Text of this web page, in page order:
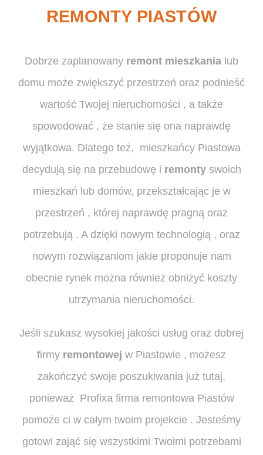
REMONTY PIASTÓW
Dobrze zaplanowany remont mieszkania lub
domu może zwiększyć przestrzeń oraz podnieść
wartość Twojej nieruchomości , a także
spowodować , że stanie się ona naprawdę
wyjątkowa. Dlatego też, mieszkańcy Piastowa
decydują się na przebudowę i remontyswoich
mieszkań lub domów, przekształcając je w
przestrzeń , której naprawdę pragną oraz
potrzebują . A dzięki nowym technologią , oraz
nowym rozwiązaniom jakie proponuje nam
obecnie rynek można również obniżyć koszty
utrzymania nieruchomości.
Jeśli szukasz wysokiej jakości usług oraz dobrej
firmy remontowej w Piastowie , możesz
zakończyć swoje poszukiwania już tutaj,
ponieważ Profixa firma remontowa Piastów
pomoże ci w całym twoim projekcie . Jesteśmy
gotowi zająć się wszystkimi Twoimi potrzebami